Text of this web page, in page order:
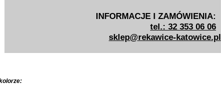
INFORMACJE I ZAMÓWIENIA:
tel.: 32 353 06 06
sklep@rekawice-katowice.pl